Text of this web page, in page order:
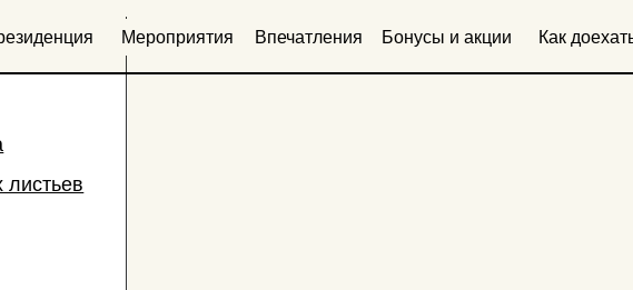
Дом Полынь
Мероприятия Впечатления Бонусы и акции Как доехать О нас